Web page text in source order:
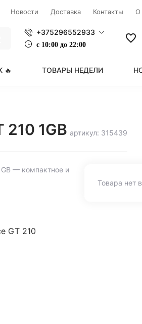
Новости Доставка Контакты О
+375296552933
с 1 0:00 до 22:00
🔥 ТОВАРЫ НЕДЕЛИ
1GB артикул: 315439
— компактное и
GT 210
Товара нет